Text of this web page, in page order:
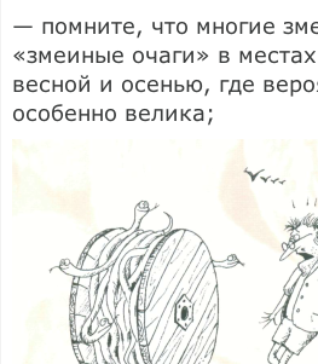
— помните, что многие
«змеиные очаги» в
весной и осенью, где
особенно велика;